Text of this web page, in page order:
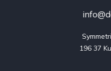
196 37